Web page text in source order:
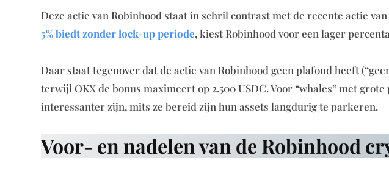
Deze actie van Robinhood staat in schril contrast met de recente actie
5% biedt zonder lock-up periode, kiest Robinhood voor een lager
Daar staat tegenover dat de actie van Robinhood geen plafond heeft
terwijl OKX de bonus maximeert op 2.500 USDC. Voor “whales” met
interessanter zijn, mits ze bereid zijn hun assets langdurig te parkeren.
Voor- en nadelen van de Robinhood